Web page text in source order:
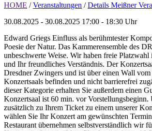
HOME / Veranstaltungen / Details Meißner
30.08.2025 - 30.08.2025 17:00 - 18:30 Uhr
Edward Griegs Einfluss als berühmtester
Poesie der Natur. Das Kammerensemble des
unbeschwerte Weise. Wir haben freie
und Ihr freundliches Verständnis. Der
Dresdner Zwingers und ist über einen Wall
Konzertsaals befinden und nicht barrierefrei
dieser Kategorie erhalten Sie außerdem einen
Konzertsaal ist 60 min. vor
zusätzlich zu Ihrem Ticket zu einem unserer
wählen Sie Ihr Konzert am gewünschten
Restaurant übernehmen selbstverständlich wir